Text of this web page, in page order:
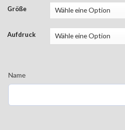
Größe
Aufdruck
Name